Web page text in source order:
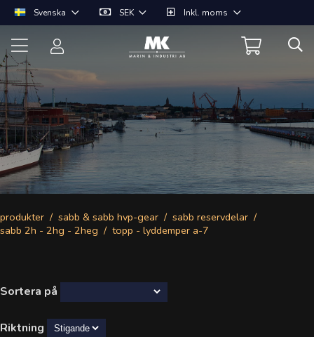
Svenska SEK Inkl. moms
produkter sabb & sabb hvp-gear
sabb reservdelar
sabb 2h - 2hg - 2heg
topp - lyddemper a-7
Sortera på
Riktning